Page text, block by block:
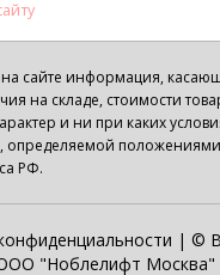
сайте информация,
на складе, стоимости
и ни при каких
определяемой положениями
РФ.
| ©
"Ноблелифт Москва"